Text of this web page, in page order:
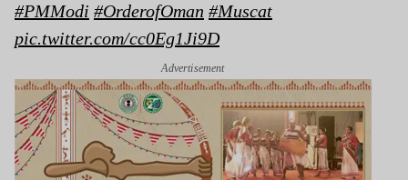
#PMModi #OrderofOman #Muscat
pic.twitter.com/cc0Eg1Ji9D
Advertisement